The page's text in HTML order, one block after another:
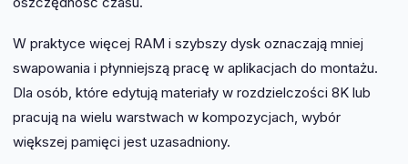
W praktyce więcej RAM i szybszy dysk oznaczają mniej
swapowania i płynniejszą pracę w aplikacjach do montażu.
Dla osób, które edytują materiały w rozdzielczości 8K lub
pracują na wielu warstwach w kompozycjach, wybór
większej pamięci jest uzasadniony.